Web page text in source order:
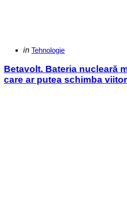
Categories
Posted
in Tehnologie
Betavolt. Bateria nucleară
care ar putea schimba